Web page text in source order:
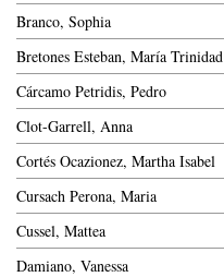
Branco, Sophia
Bretones Esteban, María Trinidad
Cárcamo Petridis, Pedro
Clot-Garrell, Anna
Cortés Ocazionez, Martha Isabel
Cursach Perona, Maria
Cussel, Mattea
Damiano, Vanessa